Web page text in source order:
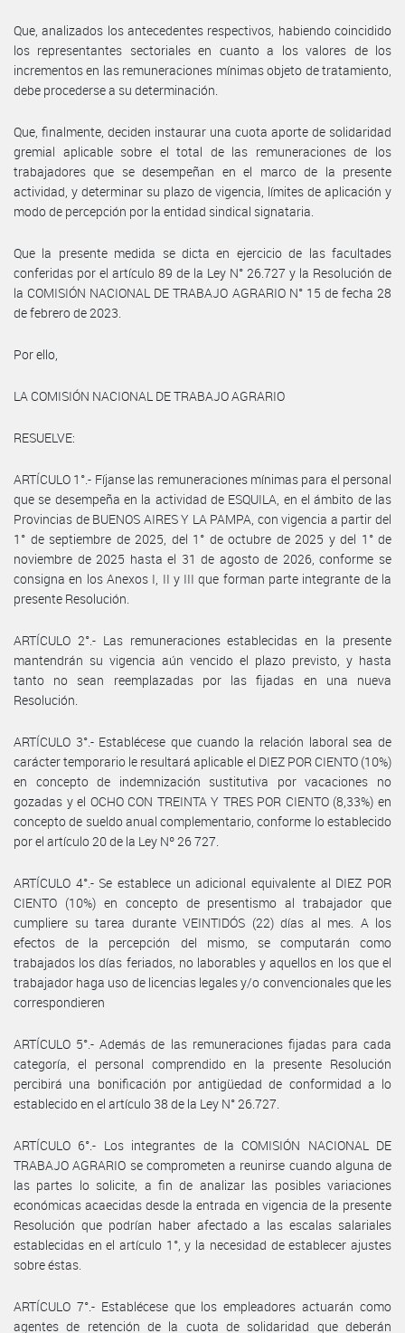
Que, analizados los antecedentes respectivos, habiendo coincidido
los representantes sectoriales en cuanto a los valores de los
incrementos en las remuneraciones mínimas objeto de tratamiento,
debe procederse a su determinación.
Que, finalmente, deciden instaurar una cuota aporte de solidaridad
gremial aplicable sobre el total de las remuneraciones de los
trabajadores que se desempeñan en el marco de la presente
actividad, y determinar su plazo de vigencia, límites de aplicación y
modo de percepción por la entidad sindical signataria.
Que la presente medida se dicta en ejercicio de las facultades
conferidas por el artículo 89 de la Ley N° 26.727 y la Resolución de
la COMISIÓN NACIONAL DE TRABAJO AGRARIO N° 15 de fecha 28
de febrero de 2023.
Por ello,
LA COMISIÓN NACIONAL DE TRABAJO AGRARIO
RESUELVE:
ARTÍCULO 1°.- Fíjanse las remuneraciones mínimas para el personal
que se desempeña en la actividad de ESQUILA, en el ámbito de las
Provincias de BUENOS AIRES Y LA PAMPA, con vigencia a partir del
1° de septiembre de 2025, del 1° de octubre de 2025 y del 1° de
noviembre de 2025 hasta el 31 de agosto de 2026, conforme se
consigna en los Anexos I, II y III que forman parte integrante de la
presente Resolución.
ARTÍCULO 2°.- Las remuneraciones establecidas en la presente
mantendrán su vigencia aún vencido el plazo previsto, y hasta
tanto no sean reemplazadas por las fijadas en una nueva
Resolución.
ARTÍCULO 3°.- Establécese que cuando la relación laboral sea de
carácter temporario le resultará aplicable el DIEZ POR CIENTO (10%)
en concepto de indemnización sustitutiva por vacaciones no
gozadas y el OCHO CON TREINTA Y TRES POR CIENTO (8,33%) en
concepto de sueldo anual complementario, conforme lo establecido
por el artículo 20 de la Ley Nº 26 727.
ARTÍCULO 4°.- Se establece un adicional equivalente al DIEZ POR
CIENTO (10%) en concepto de presentismo al trabajador que
cumpliere su tarea durante VEINTIDÓS (22) días al mes. A los
efectos de la percepción del mismo, se computarán como
trabajados los días feriados, no laborables y aquellos en los que el
trabajador haga uso de licencias legales y/o convencionales que les
correspondieren
ARTÍCULO 5°.- Además de las remuneraciones fijadas para cada
categoría, el personal comprendido en la presente Resolución
percibirá una bonificación por antigüedad de conformidad a lo
establecido en el artículo 38 de la Ley N° 26.727.
ARTÍCULO 6°.- Los integrantes de la COMISIÓN NACIONAL DE
TRABAJO AGRARIO se comprometen a reunirse cuando alguna de
las partes lo solicite, a fin de analizar las posibles variaciones
económicas acaecidas desde la entrada en vigencia de la presente
Resolución que podrían haber afectado a las escalas salariales
establecidas en el artículo 1°, y la necesidad de establecer ajustes
sobre éstas.
ARTÍCULO 7°.- Establécese que los empleadores actuarán como
agentes de retención de la cuota de solidaridad que deberán